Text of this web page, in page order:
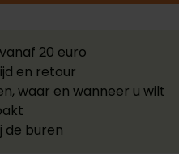
20 euro
en retour
waar en wanneer u wilt
de buren